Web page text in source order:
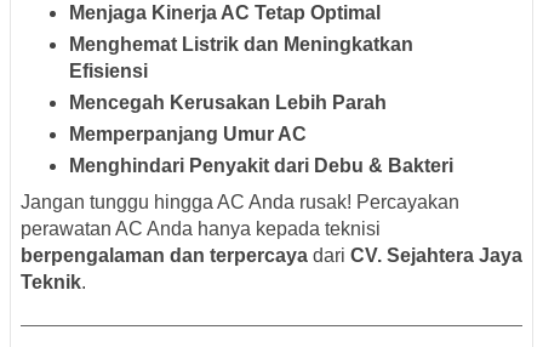
Menjaga Kinerja AC Tetap Optimal
Menghemat Listrik dan Meningkatkan
Efisiensi
Mencegah Kerusakan Lebih Parah
Memperpanjang Umur AC
Menghindari Penyakit dari Debu & Bakteri
Jangan tunggu hingga AC Anda rusak! Percayakan
perawatan AC Anda hanya kepada teknisi
berpengalaman dan terpercaya dari CV. Sejahtera Jaya
Teknik.